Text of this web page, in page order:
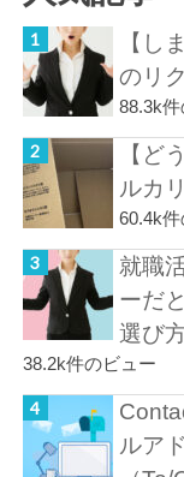
【し
のリ
88.3k
【ど
ルカ
60.4k
就職
ーだ
選び
38.2k件のビュー
ルア